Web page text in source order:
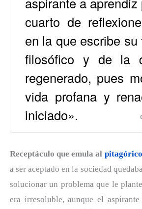
cuarto de
en la que escribe su
filosófico y de la
regenerado, pues
vida profana y
iniciado».
Receptáculo que emula al pitagórico
a ser aceptado en la sociedad
solucionar un problema que le
era irresoluble, aunque el